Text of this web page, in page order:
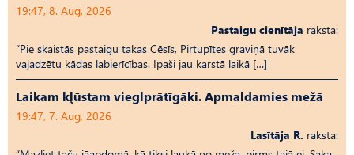
19:47, 8. Aug, 2026
Pastaigu cienītāja raksta:
“Pie skaistās pastaigu takas Cēsīs, Pirtupītes graviņā tuvāk
vajadzētu kādas labierīcības. Īpaši jau karstā laikā […]
Laikam kļūstam vieglprātīgāki. Apmaldamies mežā
19:47, 7. Aug, 2026
Lasītāja R. raksta: